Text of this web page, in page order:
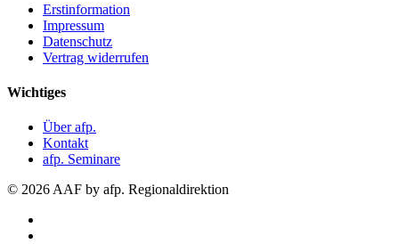
Erstinformation
Impressum
Datenschutz
Vertrag widerrufen
Wichtiges
Über afp.
Kontakt
afp. Seminare
© 2026 AAF by afp. Regionaldirektion